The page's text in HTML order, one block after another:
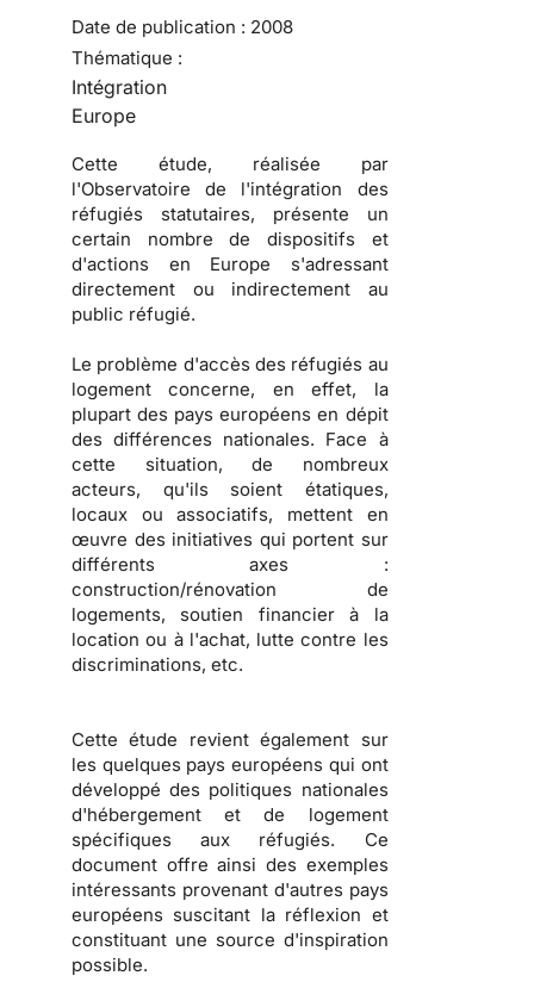
Date de publication : 2008
Thématique :
Intégration
Europe
Cette étude, réalisée par
l'Observatoire de l'intégration des
réfugiés statutaires, présente un
certain nombre de dispositifs et
d'actions en Europe s'adressant
directement ou indirectement au
public réfugié.
Le problème d'accès des réfugiés au
logement concerne, en effet, la
plupart des pays européens en dépit
des différences nationales. Face à
cette situation, de nombreux
acteurs, qu'ils soient étatiques,
locaux ou associatifs, mettent en
œuvre des initiatives qui portent sur
différents axes :
construction/rénovation de
logements, soutien financier à la
location ou à l'achat, lutte contre les
discriminations, etc.
Cette étude revient également sur
les quelques pays européens qui ont
développé des politiques nationales
d'hébergement et de logement
spécifiques aux réfugiés. Ce
document offre ainsi des exemples
intéressants provenant d'autres pays
européens suscitant la réflexion et
constituant une source d'inspiration
possible.